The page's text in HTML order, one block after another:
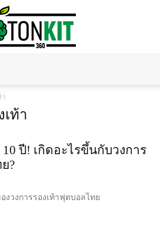
า
ท้า
ปี! เกิดอะไรขึ้นกับวงการ
?
วงการรองเท้าฟุตบอลไทย